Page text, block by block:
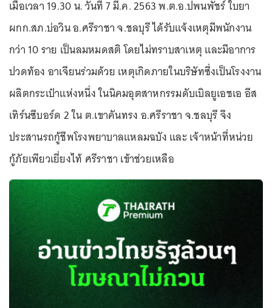
เมื่อเวลา 19.30 น. วันที่ 7 มี.ค. 2563 พ.ต.อ.ปพนพัชร์ ใบยา
ผกก.สภ.บ่อวิน อ.ศรีราชา จ.ชลบุรี ได้รับแจ้งเหตุมีพนักงาน
กว่า 10 ราย เป็นลมหมดสติ โดยไม่ทราบสาเหตุ และมีอาการ
ปวดท้อง อาเจียนร่วมด้วย เหตุเกิดภายในบริษัทซึ่งเป็นโรงงาน
ผลิตกระเป๋าแห่งหนึ่ง ในนิคมอุตสาหกรรมดับเบิลยูเอชเอ อีส
เทิร์นซีบอร์ด 2 ใน ต.เขาคันทรง อ.ศรีราชา จ.ชลบุรี จึง
ประสานรถกู้ชีพโรงพยาบาลแหลมฉบัง และ เจ้าหน้าที่หน่วย
กู้ภัยเพียวเยี่ยงไท้ ศรีราชา เข้าช่วยเหลือ